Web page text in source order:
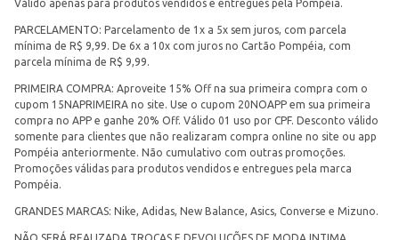
Válido apenas para produtos vendidos e entregues pela Pompéia.
PARCELAMENTO: Parcelamento de 1x a 5x sem juros, com parcela
mínima de R$ 9,99. De 6x a 10x com juros no Cartão Pompéia, com
parcela mínima de R$ 9,99.
PRIMEIRA COMPRA: Aproveite 15% Off na sua primeira compra com o
cupom 15NAPRIMEIRA no site. Use o cupom 20NOAPP em sua primeira
compra no APP e ganhe 20% Off. Válido 01 uso por CPF. Desconto válido
somente para clientes que não realizaram compra online no site ou app
Pompéia anteriormente. Não cumulativo com outras promoções.
Promoções válidas para produtos vendidos e entregues pela marca
Pompéia.
GRANDES MARCAS: Nike, Adidas, New Balance, Asics, Converse e Mizuno.